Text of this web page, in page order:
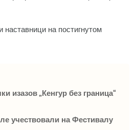
на постигнутом
изазов „Кенгур без граница“
учествовали на Фестивалу